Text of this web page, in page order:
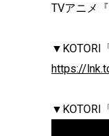
TVアニメ
▼KOTORI
https://
▼KOTORI